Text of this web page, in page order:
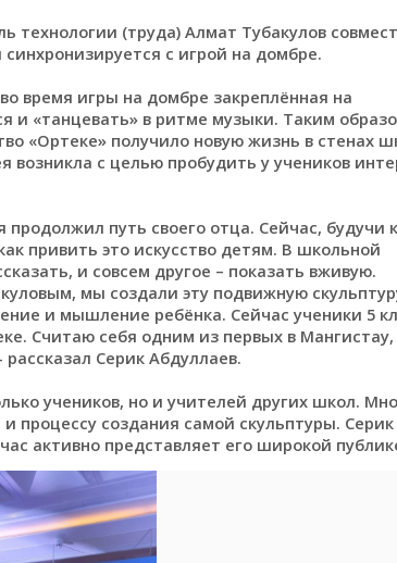
(труда) Алмат Тубакулов
с игрой на домбре.
время игры на домбре закреплённая на
и «танцевать» в ритме музыки. Таким
«Ортеке» получило новую жизнь в стенах
возникла с целью пробудить у учеников
путь своего отца. Сейчас,
привить это искусство детям. В школьной
и совсем другое – показать вживую.
мы создали эту подвижную
и мышление ребёнка. Сейчас ученики 5
Считаю себя одним из первых в Мангистау,
Серик Абдуллаев.
учеников, но и учителей других школ.
процессу создания самой скульптуры. Серик
активно представляет его широкой